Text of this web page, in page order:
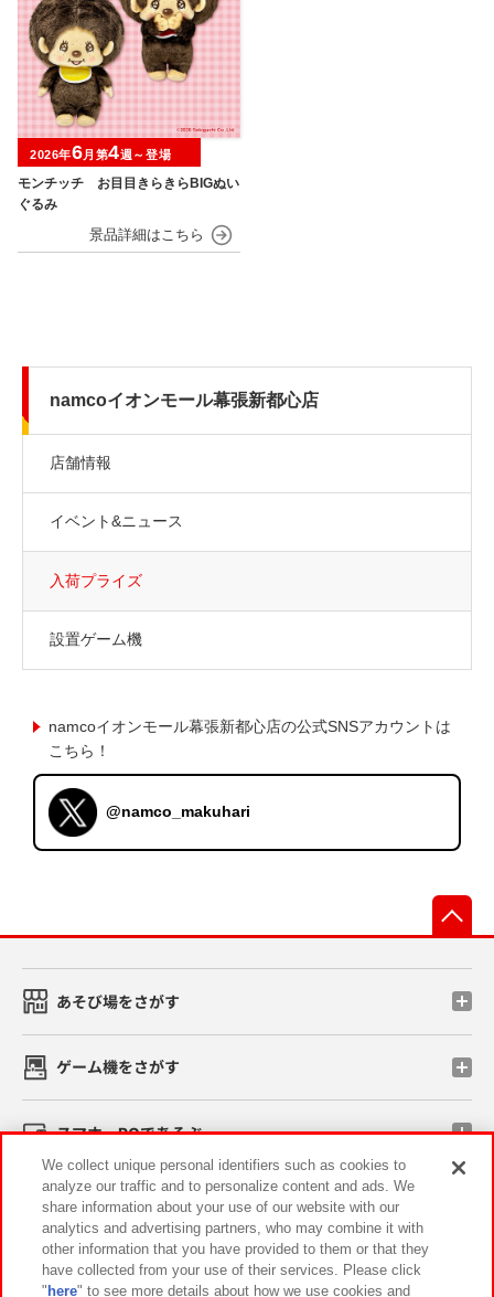
モンチッチ お目目きらきらBIGぬい
ぐるみ
2026年6月第4週～登場
namcoイオンモール幕張新都心店
店舗情報
イベント&ニュース
入荷プライズ
設置ゲーム機
namcoイオンモール幕張新都心店の公式SNSアカウントは
こちら！
@namco_makuhari
あそび場をさがす
ゲーム機をさがす
スマホ・PCであそぶ
イベント・キャンペーン
We collect unique personal identifiers such as cookies to
analyze our traffic and to personalize content and ads. We
share information about your use of our website with our
analytics and advertising partners, who may combine it with
other information that you have provided to them or that they
have collected from your use of their services. Please click
" here" to see more details about how we use cookies and